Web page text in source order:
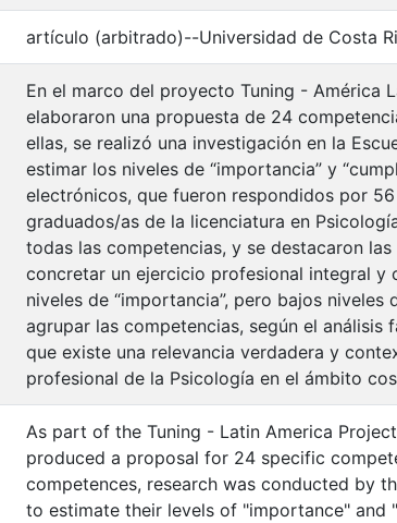
artículo (arbitrado)--Universidad de Costa
En el marco del proyecto Tuning - América
elaboraron una propuesta de 24
ellas, se realizó una investigación en la
estimar los niveles de “importancia” y
electrónicos, que fueron respondidos por
graduados/as de la licenciatura en
todas las competencias, y se destacaron
concretar un ejercicio profesional integral
niveles de “importancia”, pero bajos
agrupar las competencias, según el
que existe una relevancia verdadera y
profesional de la Psicología en el ámbito
As part of the Tuning - Latin America
produced a proposal for 24 specific
competences, research was conducted by
to estimate their levels of "importance" and